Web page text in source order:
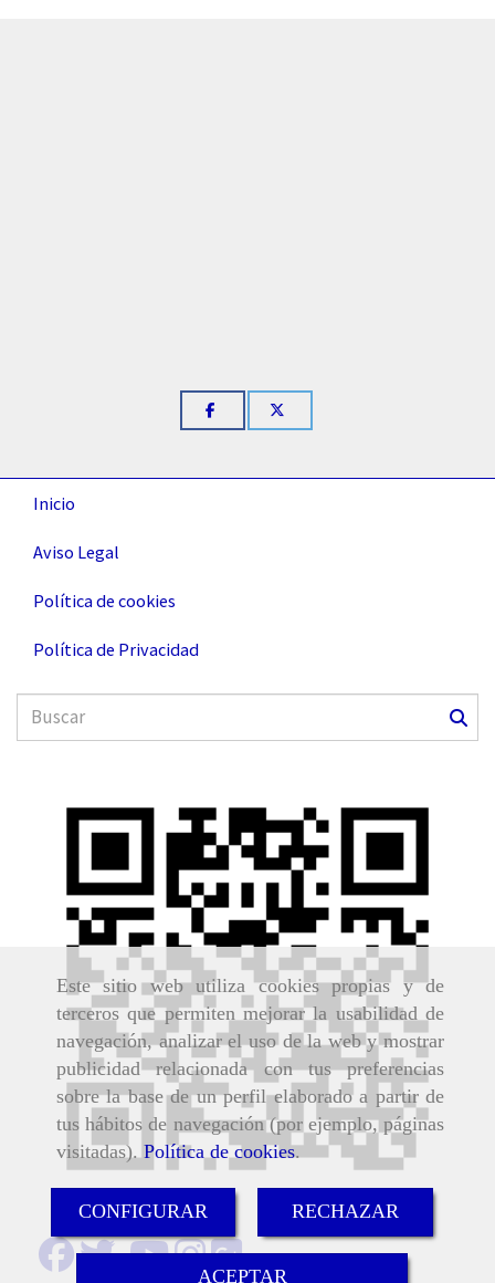
Este sitio web utiliza cookies propias y de
terceros que permiten mejorar la usabilidad de
navegación, analizar el uso de la web y mostrar
publicidad relacionada con tus preferencias
sobre la base de un perfil elaborado a partir de
tus hábitos de navegación (por ejemplo, páginas
visitadas). Política de cookies.
CONFIGURAR RECHAZAR
ACEPTAR
Inicio
Aviso Legal
Política de cookies
Política de Privacidad